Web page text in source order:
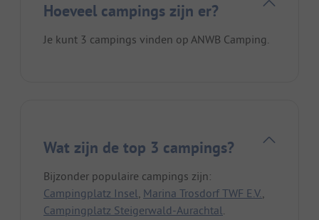
Hoeveel campings zijn er?
Je kunt 3 campings vinden op ANWB Camping.
Wat zijn de top 3 campings?
Bijzonder populaire campings zijn:
Campingplatz Insel, Marina Trosdorf TWF E.V.,
Campingplatz Steigerwald-Aurachtal.